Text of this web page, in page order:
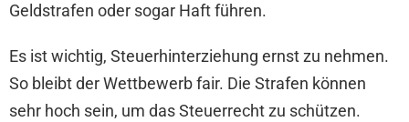
Geldstrafen oder sogar Haft führen.
Es ist wichtig, Steuerhinterziehung ernst zu nehmen.
So bleibt der Wettbewerb fair. Die Strafen können
sehr hoch sein, um das Steuerrecht zu schützen.